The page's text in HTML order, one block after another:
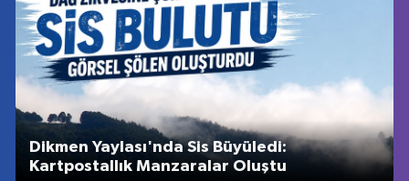
Dikmen Yaylası'nda Sis Büyüledi:
Kartpostallık Manzaralar Oluştu